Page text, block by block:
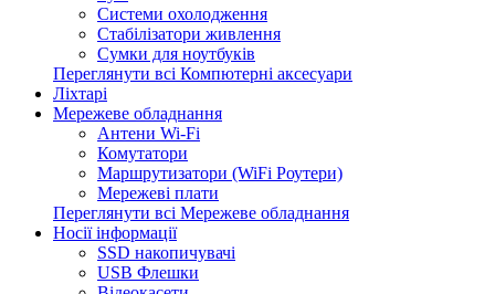
Системи охолодження
Стабілізатори живлення
Сумки для ноутбуків
Переглянути всі Компютерні аксесуари
Ліхтарі
Мережеве обладнання
Антени Wi-Fi
Комутатори
Маршрутизатори (WiFi Роутери)
Мережеві плати
Переглянути всі Мережеве обладнання
Носії інформації
SSD накопичувачі
USB Флешки